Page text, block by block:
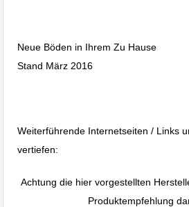
Neue Böden in Ihrem Zu Hause
Stand März 2016
Weiterführende Internetseiten / Links
vertiefen:
Achtung die hier vorgestellten
Produktempfehlung